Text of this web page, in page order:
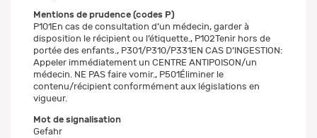
Mentions de prudence (codes P)
P101En cas de consultation d’un médecin, garder à
disposition le récipient ou l’étiquette., P102Tenir hors de
portée des enfants., P301/P310/P331EN CAS D’INGESTION:
Appeler immédiatement un CENTRE ANTIPOISON/un
médecin. NE PAS faire vomir., P501Éliminer le
contenu/récipient conformément aux législations en
vigueur.
Mot de signalisation
Gefahr